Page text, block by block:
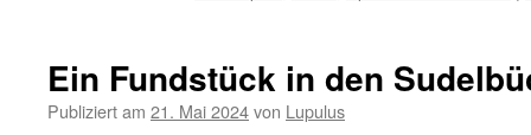
Ein Fundstück in den
Publiziert am 21. Mai 2024von Lupulus